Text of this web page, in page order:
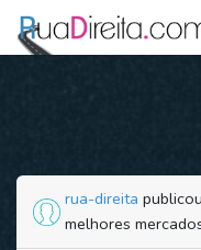
rua-direita
melhores